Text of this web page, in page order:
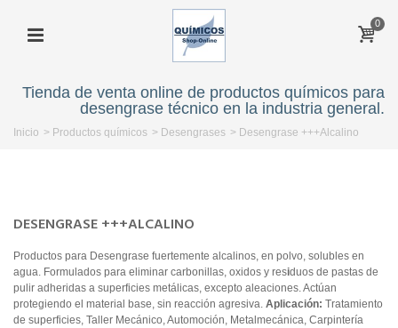
0
Tienda de venta online de productos químicos para
desengrase técnico en la industria general.
Inicio > Productos químicos > Desengrases > Desengrase +++Alcalino
DESENGRASE +++ALCALINO
Productos para Desengrase fuertemente alcalinos, en polvo, solubles en
agua. Formulados para eliminar carbonillas, oxidos y residuos de pastas de
pulir adheridas a superficies metálicas, excepto aleaciones. Actúan
protegiendo el material base, sin reacción agresiva. Aplicación: Tratamiento
de superficies, Taller Mecánico, Automoción, Metalmecánica, Carpintería